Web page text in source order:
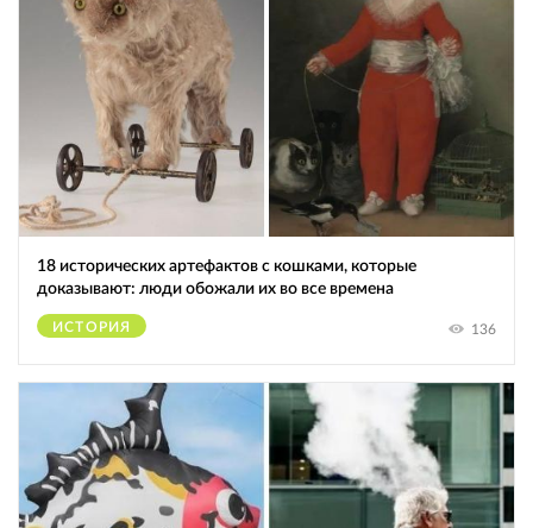
18 исторических артефактов с кошками, которые
доказывают: люди обожали их во все времена
ИСТОРИЯ 136